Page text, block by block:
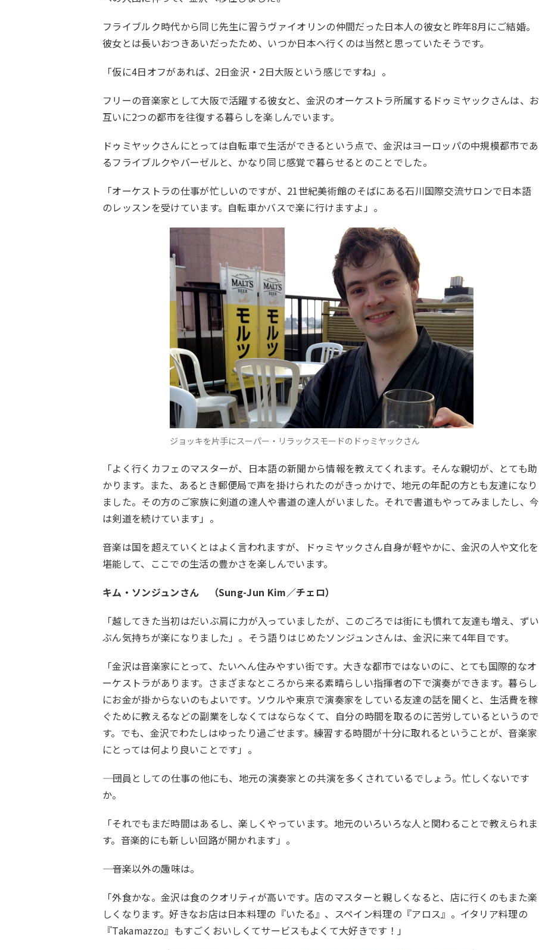
フライブルク時代から同じ先生に習うヴァイオリンの仲間だった日本人の彼女と昨年8月にご結婚。
彼女とは長いおつきあいだったため、いつか日本へ行くのは当然と思っていたそうです。
「仮に4日オフがあれば、2日金沢・2日大阪という感じですね」。
フリーの音楽家として大阪で活躍する彼女と、金沢のオーケストラ所属するドゥミヤックさんは、お
互いに2つの都市を往復する暮らしを楽しんでいます。
ドゥミヤックさんにとっては自転車で生活ができるという点で、金沢はヨーロッパの中規模都市であ
るフライブルクやバーゼルと、かなり同じ感覚で暮らせるとのことでした。
「オーケストラの仕事が忙しいのですが、21世紀美術館のそばにある石川国際交流サロンで日本語
のレッスンを受けています。自転車かバスで楽に行けますよ」。
ジョッキを片手にスーパー・リラックスモードのドゥミヤックさん
「よく行くカフェのマスターが、日本語の新聞から情報を教えてくれます。そんな親切が、とても助
かります。また、あるとき郵便局で声を掛けられたのがきっかけで、地元の年配の方とも友達になり
ました。その方のご家族に剣道の達人や書道の達人がいました。それで書道もやってみましたし、今
は剣道を続けています」。
音楽は国を超えていくとはよく言われますが、ドゥミヤックさん自身が軽やかに、金沢の人や文化を
堪能して、ここでの生活の豊かさを楽しんでいます。
キム・ソンジュンさん （Sung-Jun Kim／チェロ）
「越してきた当初はだいぶ肩に力が入っていましたが、このごろでは街にも慣れて友達も増え、ずい
ぶん気持ちが楽になりました」。そう語りはじめたソンジュンさんは、金沢に来て4年目です。
「金沢は音楽家にとって、たいへん住みやすい街です。大きな都市ではないのに、とても国際的なオ
ーケストラがあります。さまざまなところから来る素晴らしい指揮者の下で演奏ができます。暮らし
にお金が掛からないのもよいです。ソウルや東京で演奏家をしている友達の話を聞くと、生活費を稼
ぐために教えるなどの副業をしなくてはならなくて、自分の時間を取るのに苦労しているというので
す。でも、金沢でわたしはゆったり過ごせます。練習する時間が十分に取れるということが、音楽家
にとっては何より良いことです」。
―― 団員としての仕事の他にも、地元の演奏家との共演を多くされているでしょう。忙しくないです
か。
「それでもまだ時間はあるし、楽しくやっています。地元のいろいろな人と関わることで教えられま
す。音楽的にも新しい回路が開かれます」。
―― 音楽以外の趣味は。
「外食かな。金沢は食のクオリティが高いです。店のマスターと親しくなると、店に行くのもまた楽
しくなります。好きなお店は日本料理の『いたる』、スペイン料理の『アロス』。イタリア料理の
『Takamazzo』もすごくおいしくてサービスもよくて大好きです！」